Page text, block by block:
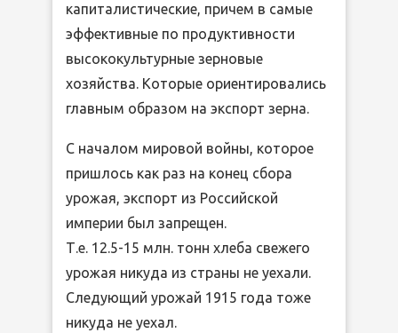
капиталистические, причем в самые
эффективные по продуктивности
высококультурные зерновые
хозяйства. Которые ориентировались
главным образом на экспорт зерна.
С началом мировой войны, которое
пришлось как раз на конец сбора
урожая, экспорт из Российской
империи был запрещен.
Т.е. 12.5-15 млн. тонн хлеба свежего
урожая никуда из страны не уехали.
Следующий урожай 1915 года тоже
никуда не уехал.